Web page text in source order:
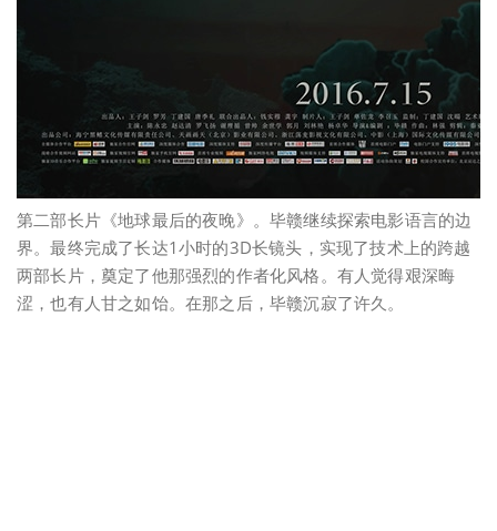
第二部长片《地球最后的夜晚》。毕赣继续探索电影语言的边
界。最终完成了长达1小时的3D长镜头，实现了技术上的跨越
两部长片，奠定了他那强烈的作者化风格。有人觉得艰深晦
涩，也有人甘之如饴。在那之后，毕赣沉寂了许久。